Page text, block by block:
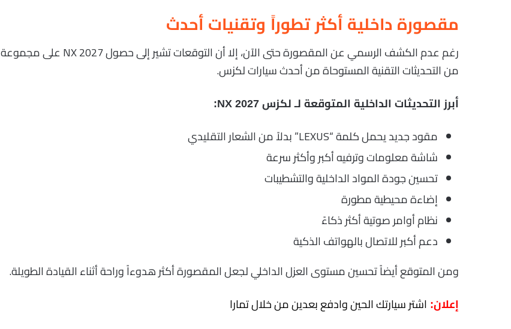
مقصورة داخلية أكثر تطوراً وتقنيات أحدث
رغم عدم الكشف الرسمي عن المقصورة حتى الآن، إلا أن التوقعات تشير إلى حصول NX 2027 على مجموعة
من التحديثات التقنية المستوحاة من أحدث سيارات لكزس.
أبرز التحديثات الداخلية المتوقعة لـ لكزس NX 2027:
مقود جديد يحمل كلمة “LEXUS” بدلاً من الشعار التقليدي
شاشة معلومات وترفيه أكبر وأكثر سرعة
تحسين جودة المواد الداخلية والتشطيبات
إضاءة محيطية مطورة
نظام أوامر صوتية أكثر ذكاءً
دعم أكبر للاتصال بالهواتف الذكية
ومن المتوقع أيضاً تحسين مستوى العزل الداخلي لجعل المقصورة أكثر هدوءاً وراحة أثناء القيادة الطويلة.
إعلان: اشتر سيارتك الحين وادفع بعدين من خلال تمارا